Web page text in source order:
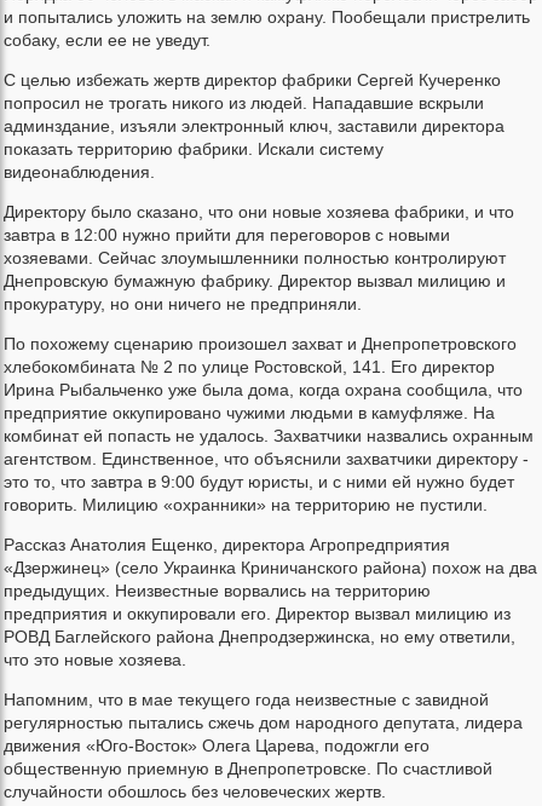
и попытались уложить на землю охрану. Пообещали пристрелить
собаку, если ее не уведут.
С целью избежать жертв директор фабрики Сергей Кучеренко
попросил не трогать никого из людей. Нападавшие вскрыли
админздание, изъяли электронный ключ, заставили директора
показать территорию фабрики. Искали систему
видеонаблюдения.
Директору было сказано, что они новые хозяева фабрики, и что
завтра в 12:00 нужно прийти для переговоров с новыми
хозяевами. Сейчас злоумышленники полностью контролируют
Днепровскую бумажную фабрику. Директор вызвал милицию и
прокуратуру, но они ничего не предприняли.
По похожему сценарию произошел захват и Днепропетровского
хлебокомбината № 2 по улице Ростовской, 141. Его директор
Ирина Рыбальченко уже была дома, когда охрана сообщила, что
предприятие оккупировано чужими людьми в камуфляже. На
комбинат ей попасть не удалось. Захватчики назвались охранным
агентством. Единственное, что объяснили захватчики директору -
это то, что завтра в 9:00 будут юристы, и с ними ей нужно будет
говорить. Милицию «охранники» на территорию не пустили.
Рассказ Анатолия Ещенко, директора Агропредприятия
«Дзержинец» (село Украинка Криничанского района) похож на два
предыдущих. Неизвестные ворвались на территорию
предприятия и оккупировали его. Директор вызвал милицию из
РОВД Баглейского района Днепродзержинска, но ему ответили,
что это новые хозяева.
Напомним, что в мае текущего года неизвестные с завидной
регулярностью пытались сжечь дом народного депутата, лидера
движения «Юго-Восток» Олега Царева, подожгли его
общественную приемную в Днепропетровске. По счастливой
случайности обошлось без человеческих жертв.